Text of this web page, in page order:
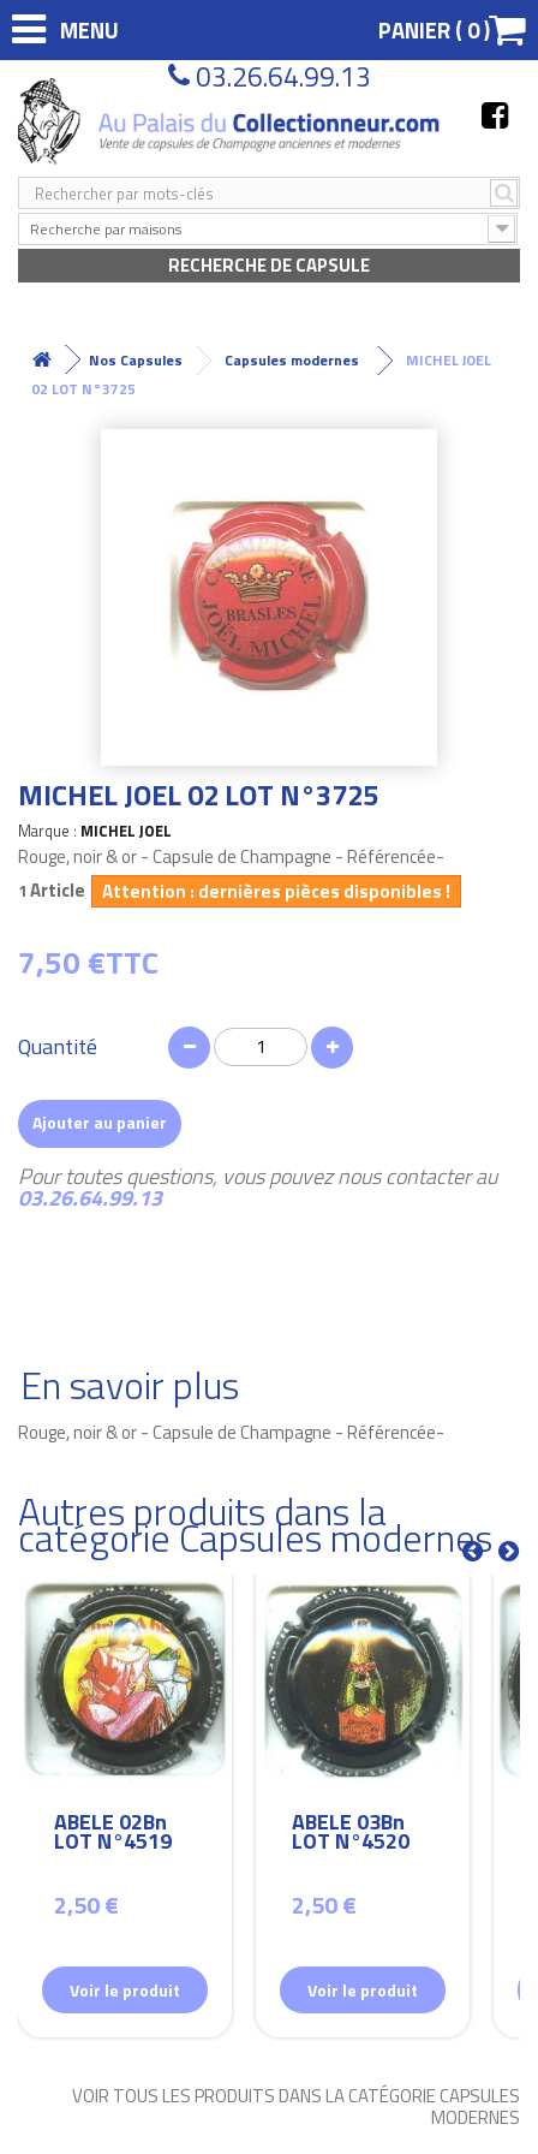
MENU PANIER (0)
03.26.64.99.13
Recherche par maisons
RECHERCHE DE CAPSULE
Nos Capsules Capsules modernes
MICHEL JOEL
02 LOT N°3725
MICHEL JOEL 02 LOT N°3725
Marque : MICHEL JOEL
Rouge, noir & or - Capsule de Champagne - Référencée-
1 Article Attention : dernières pièces disponibles !
7,50 €TTC
Quantité
Ajouter au panier
Pour toutes questions, vous pouvez nous contacter au
03.26.64.99.13
En savoir plus
Rouge, noir & or - Capsule de Champagne - Référencée-
Autres produits dans la
catégorie Capsules modernes
ABELE 02Bn
LOT N°4519
2,50 €
Voir le produit
ABELE 03Bn
LOT N°4520
2,50 €
Voir le produit
VOIR TOUS LES PRODUITS DANS LA CATÉGORIE CAPSULES
MODERNES